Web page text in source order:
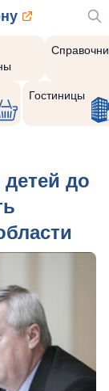
Гостиницы
до